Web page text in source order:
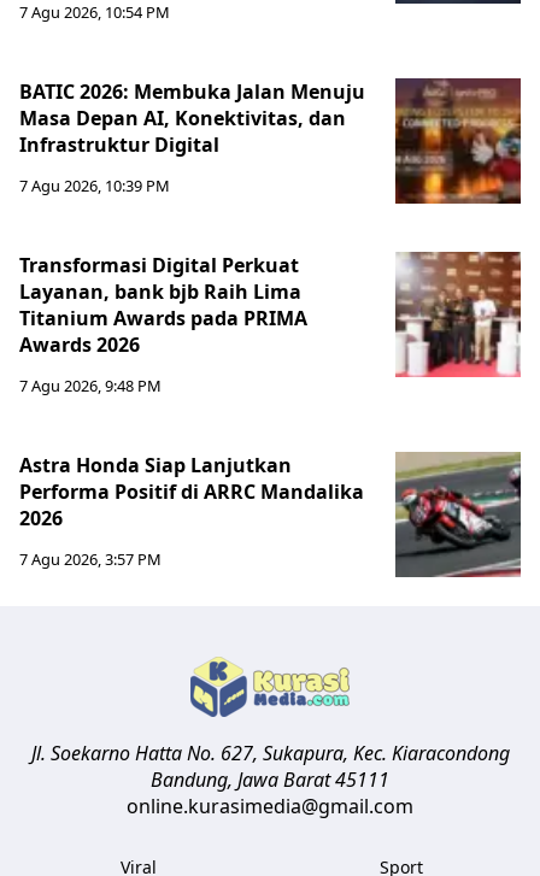
7 Agu 2026, 10:54 PM
BATIC 2026: Membuka Jalan Menuju
Masa Depan AI, Konektivitas, dan
Infrastruktur Digital
7 Agu 2026, 10:39 PM
Transformasi Digital Perkuat
Layanan, bank bjb Raih Lima
Titanium Awards pada PRIMA
Awards 2026
7 Agu 2026, 9:48 PM
Astra Honda Siap Lanjutkan
Performa Positif di ARRC Mandalika
2026
7 Agu 2026, 3:57 PM
Jl. Soekarno Hatta No. 627, Sukapura, Kec. Kiaracondong
Bandung, Jawa Barat45111
online.kurasimedia@gmail.com
Viral Sport